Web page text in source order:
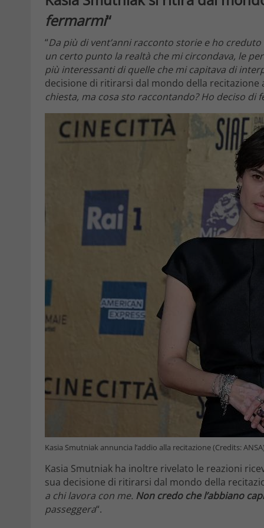
fermarmi“
“Da più di vent’anni racconto storie e ho
un certo punto la realtà che mi circondava, le
più interessanti di quelle che mi capitava di
decisione di ritirarsi dal mondo della recitazione
chiesta, ma cosa sto raccontando? Ho deciso di
Kasia Smutniak annuncia l’addio alla recitazione (Credits:
Kasia Smutniak ha inoltre rivelato le reazioni
sua decisione di ritirarsi dal mondo della
a chi lavora con me. Non credo che l’abbiano
passeggera“.